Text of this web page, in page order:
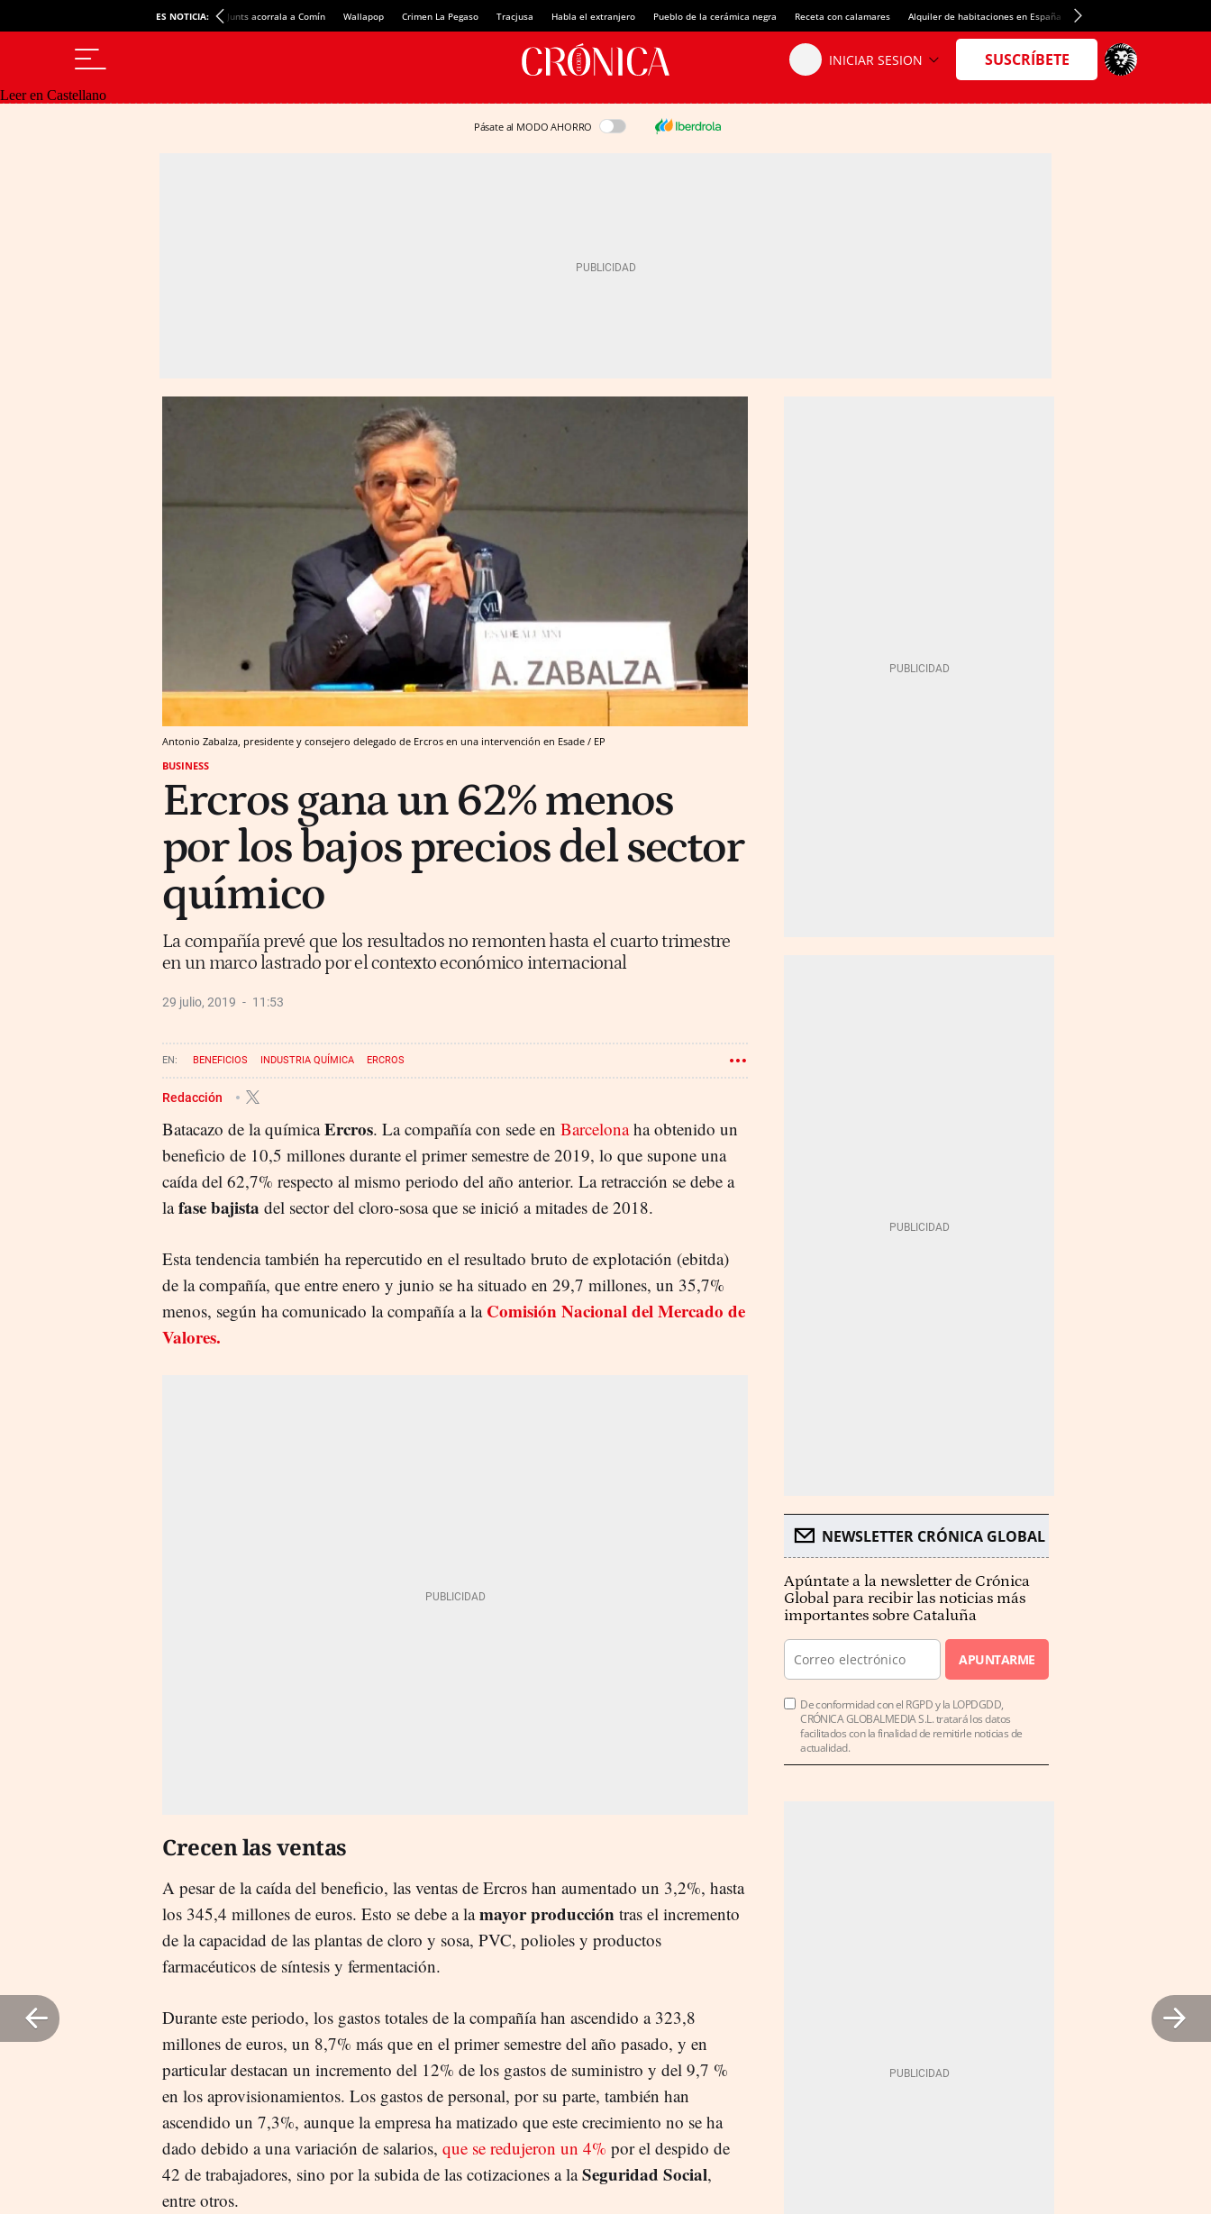
ES NOTICIA: Junts acorrala a Comín Wallapop Crimen La Pegaso Tracjusa Habla el extranjero Pueblo de la cerámica negra Receta con calamares Alquiler de habitaciones en España Crédito del Spotify Camp Nou
Leer en Castellano
Pásate al MODO AHORRO
Antonio Zabalza, presidente y consejero delegado de Ercros en una intervención en Esade / EP
BUSINESS
Ercros gana un 62% menos
por los bajos precios del sector
químico
La compañía prevé que los resultados no remonten hasta el cuarto trimestre
en un marco lastrado por el contexto económico internacional
29 julio, 2019 11:53
BENEFICIOS INDUSTRIA QUÍMICA ERCROS
Redacción
Batacazo de la químicaErcros. La compañía con sede en Barcelonaha obtenido un
beneficio de 10,5 millones durante el primer semestre de 2019, lo que supone una
caída del 62,7% respecto al mismo periodo del año anterior. La retracción se debe a
lafase bajista del sector del cloro-sosa que se inició a mitades de 2018.
Esta tendencia también ha repercutido en el resultado bruto de explotación (ebitda)
de la compañía, que entre enero y junio se ha situado en 29,7 millones, un 35,7%
menos, según ha comunicado la compañía a laComisión Nacional del Mercado de
Valores.
Crecen las ventas
A pesar de la caída del beneficio, las ventas de Ercros han aumentado un 3,2%, hasta
los 345,4 millones de euros. Esto se debe a lamayor producción tras el incremento
de la capacidad de las plantas de cloro y sosa, PVC, polioles y productos
farmacéuticos de síntesis y fermentación.
Durante este periodo, los gastos totales de la compañía han ascendido a 323,8
millones de euros, un 8,7% más que en el primer semestre del año pasado, y en
particular destacan un incremento del 12% de los gastos de suministro y del 9,7 %
en los aprovisionamientos. Los gastos de personal, por su parte, también han
ascendido un 7,3%, aunque la empresa ha matizado que este crecimiento no se ha
dado debido a una variación de salarios, que se redujeron un 4% por el despido de
42 de trabajadores, sino por la subida de las cotizaciones a laSeguridad Social,
entre otros.
NEWSLETTER CRÓNICA GLOBAL
Apúntate a la newsletter de Crónica
Global para recibir las noticias más
importantes sobre Cataluña
APUNTARME
De conformidad con el RGPD y la LOPDGDD,
CRÓNICA GLOBALMEDIA S.L. tratará los datos
facilitados con la finalidad de remitirle noticias de
actualidad.